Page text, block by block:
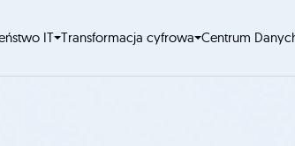
IT Transformacja cyfrowa Centrum